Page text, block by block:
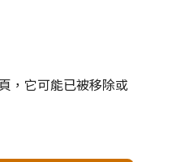
，它可能已被移除或